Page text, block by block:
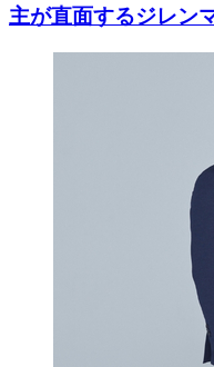
主が直面するジレン